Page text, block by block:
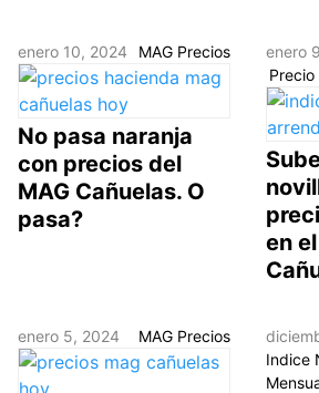
enero 10, 2024 MAG Precios
No pasa naranja
con precios del
MAG Cañuelas. O
pasa?
enero
en
enero 5, 2024 MAG Precios
Indice